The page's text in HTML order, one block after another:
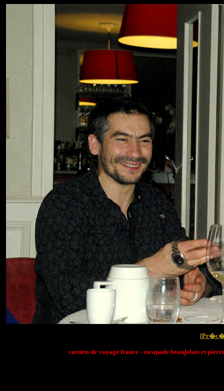
[
carnets de voyage france - escapade beaujolais et